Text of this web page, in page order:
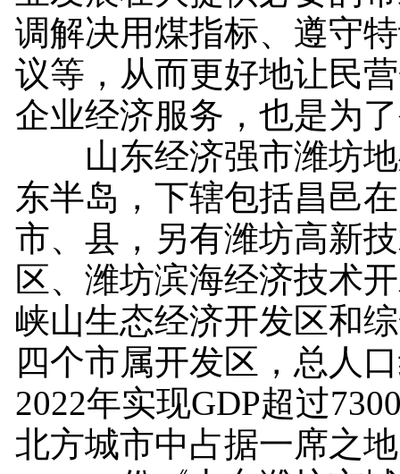
调解决用煤指标、遵守
议等，从而更好地让民
企业经济服务，也是为
山东经济强市潍坊地
东半岛，下辖包括昌邑
市、县，另有潍坊高新
区、潍坊滨海经济技术
峡山生态经济开发区和
四个市属开发区，总人
2022年实现GDP超过
北方城市中占据一席之